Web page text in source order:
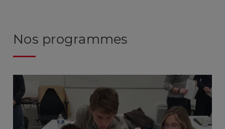
Nos programmes